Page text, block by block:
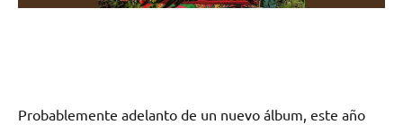
Probablemente adelanto de un nuevo álbum, este año